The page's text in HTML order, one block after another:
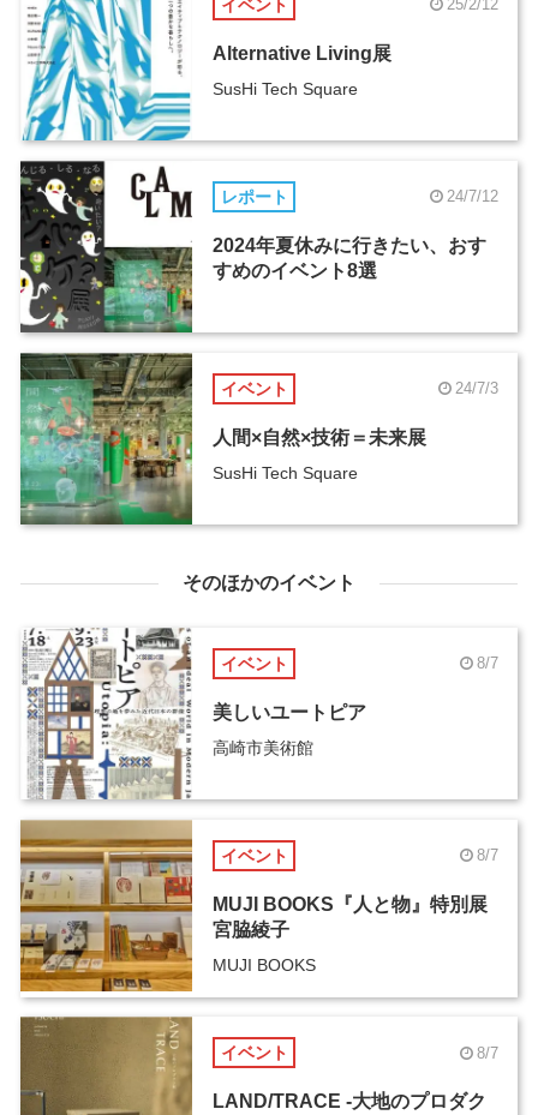
イベント 25/2/12
Alternative Living展
SusHi Tech Square
レポート 24/7/12
2024年夏休みに行きたい、おす
すめのイベント8選
イベント 24/7/3
人間×自然×技術＝未来展
SusHi Tech Square
そのほかのイベント
イベント 8/7
美しいユートピア
高崎市美術館
イベント 8/7
MUJI BOOKS『人と物』特別展
宮脇綾子
MUJI BOOKS
イベント 8/7
LAND/TRACE -大地のプロダク